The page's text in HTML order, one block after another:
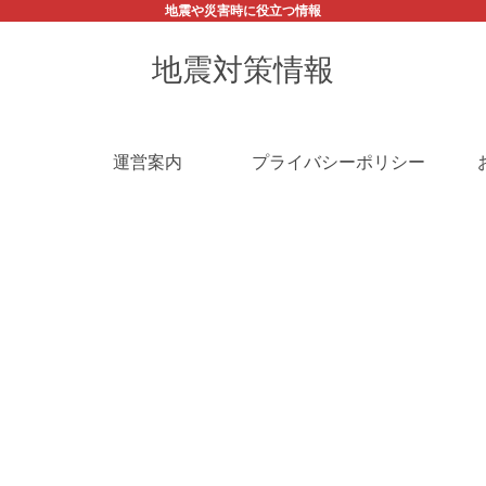
地震や災害時に役立つ情報
地震対策情報
運営案内 プライバシーポリシー